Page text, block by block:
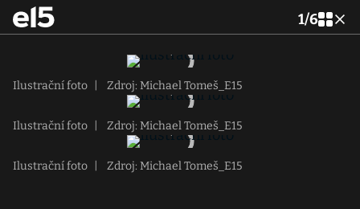
1/6
Ilustrační foto Zdroj: Michael Tomeš_E15
Ilustrační foto Zdroj: Michael Tomeš_E15
Ilustrační foto Zdroj: Michael Tomeš_E15